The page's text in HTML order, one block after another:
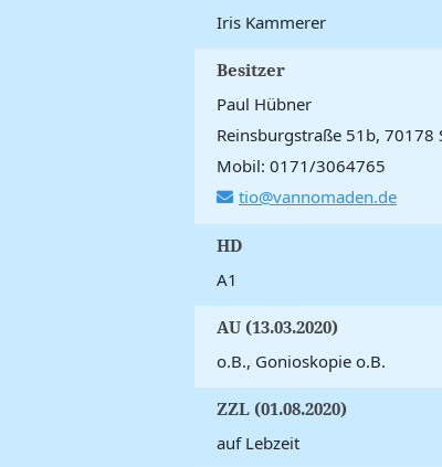
Iris Kammerer
Besitzer
Paul Hübner
Reinsburgstraße 51b, 70178
Mobil: 0171/3064765
tio@vannomaden.de
HD
A1
AU (13.03.2020)
o.B., Gonioskopie o.B.
ZZL (01.08.2020)
auf Lebzeit